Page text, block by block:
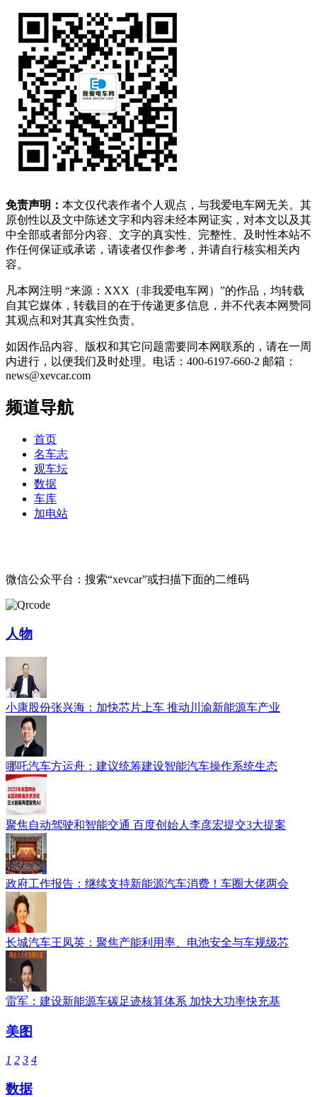
免责声明： 本文仅代表作者个人观点，与我爱电车网无关。其
原创性以及文中陈述文字和内容未经本网证实，对本文以及其
中全部或者部分内容、文字的真实性、完整性、及时性本站不
作任何保证或承诺，请读者仅作参考，并请自行核实相关内
容。
凡本网注明 “来源：XXX（非我爱电车网）”的作品，均转载
自其它媒体，转载目的在于传递更多信息，并不代表本网赞同
其观点和对其真实性负责。
如因作品内容、版权和其它问题需要同本网联系的，请在一周
内进行，以便我们及时处理。电话：400-6197-660-2 邮箱：
news@xevcar.com
频道导航
首页
名车志
观车坛
数据
车库
加电站
微信公众平台：搜索“xevcar”或扫描下面的二维码
人物
小康股份张兴海：加快芯片上车 推动川渝新能源车产业
哪吒汽车方运舟：建议统筹建设智能汽车操作系统生态
聚焦自动驾驶和智能交通 百度创始人李彦宏提交3大提案
政府工作报告：继续支持新能源汽车消费！车圈大佬两会
长城汽车王凤英：聚焦产能利用率、电池安全与车规级芯
雷军：建设新能源车碳足迹核算体系 加快大功率快充基
美图
1 2 3 4
数据